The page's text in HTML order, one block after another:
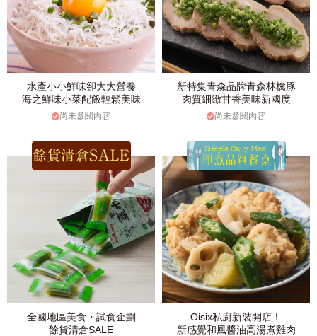
水產小小鮮味卻大大營養
海之鮮味小菜配飯輕鬆美味
尚未參閱內容
新特集青森品牌青森林檎豚
肉質細緻甘香美味新國度
尚未參閱內容
全國地區美食・試食企劃
餘貨清倉SALE
Oisix私廚新裝開店！
新感覺和風醬油高湯煮雞肉